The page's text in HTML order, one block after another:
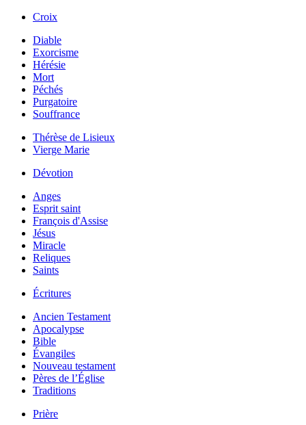
Croix
Diable
Exorcisme
Hérésie
Mort
Péchés
Purgatoire
Souffrance
Thérèse de Lisieux
Vierge Marie
Dévotion
Anges
Esprit saint
François d'Assise
Jésus
Miracle
Reliques
Saints
Écritures
Ancien Testament
Apocalypse
Bible
Évangiles
Nouveau testament
Pères de l’Église
Traditions
Prière